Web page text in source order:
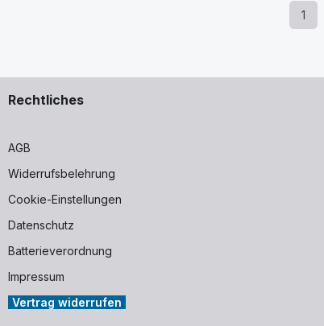
Seite
1
Rechtliches
AGB
Widerrufsbelehrung
Cookie-Einstellungen
Datenschutz
Batterieverordnung
Impressum
Vertrag widerrufen